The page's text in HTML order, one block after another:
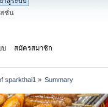
สชั่น
บ สมัครสมาชิก
sparkthai1 » Summary